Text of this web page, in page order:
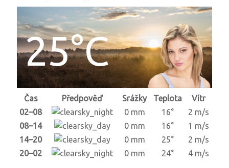
25°C
Čas Předpověď Srážky Teplota
Vítr
02–08
0 mm 16°
2 m/s
08–14
0 mm 16°
1 m/s
14–20
0 mm 25°
2 m/s
20–02
0 mm 24° 4 m/s